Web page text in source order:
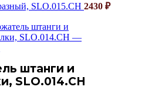
SLO.015.CH 2430 ₽
штанги и
SLO.014.CH